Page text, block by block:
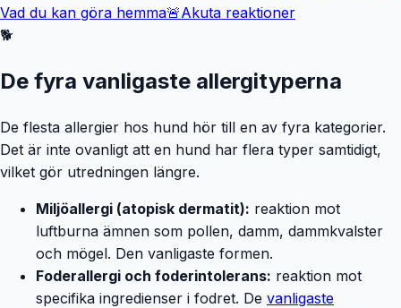
Vad du kan göra hemma🚨Akuta reaktioner
🐕
De fyra vanligaste allergityperna
De flesta allergier hos hund hör till en av fyra kategorier.
Det är inte ovanligt att en hund har flera typer samtidigt,
vilket gör utredningen längre.
Miljöallergi (atopisk dermatit): reaktion mot
luftburna ämnen som pollen, damm, dammkvalster
och mögel. Den vanligaste formen.
Foderallergi och foderintolerans: reaktion mot
specifika ingredienser i fodret. De vanligaste